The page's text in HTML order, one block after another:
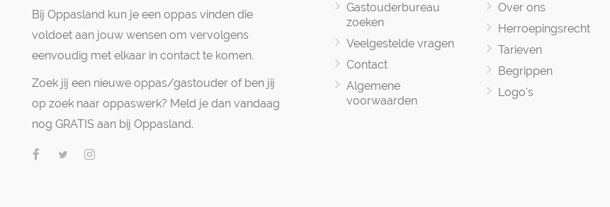
Bij Oppasland kun je een oppas vinden die
voldoet aan jouw wensen om vervolgens
eenvoudig met elkaar in contact te komen.
Zoek jij een nieuwe oppas/gastouder of ben jij
op zoek naar oppaswerk? Meld je dan vandaag
nog GRATIS aan bij Oppasland.
Gastouderbureau
zoeken
Veelgestelde vragen
Contact
Algemene
voorwaarden
Over ons
Herroepingsrecht
Tarieven
Begrippen
Logo's